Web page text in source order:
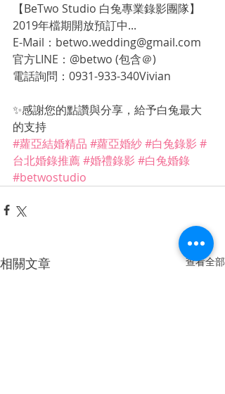
【BeTwo Studio 白兔專業錄影團隊】
2019年檔期開放預訂中...
E-Mail：betwo.wedding@gmail.com
官方LINE：@betwo (包含＠)
電話詢問：0931-933-340Vivian
✨感謝您的點讚與分享，給予白兔最大
的支持
#蘿亞結婚精品 #蘿亞婚紗#白兔錄影 #
台北婚錄推薦#婚禮錄影 #白兔婚錄
#betwostudio
相關文章 查看全部